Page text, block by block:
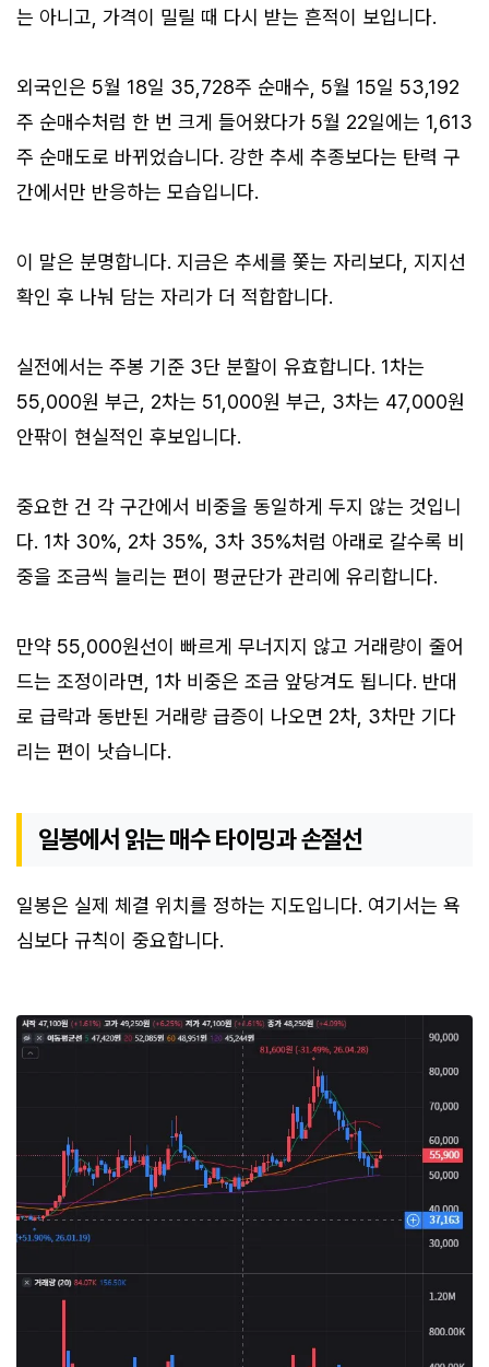
는 아니고, 가격이 밀릴 때 다시 받는 흔적이 보입니다.
외국인은 5월 18일 35,728주 순매수, 5월 15일 53,192
주 순매수처럼 한 번 크게 들어왔다가 5월 22일에는 1,613
주 순매도로 바뀌었습니다. 강한 추세 추종보다는 탄력 구
간에서만 반응하는 모습입니다.
이 말은 분명합니다. 지금은 추세를 쫓는 자리보다, 지지선
확인 후 나눠 담는 자리가 더 적합합니다.
실전에서는 주봉 기준 3단 분할이 유효합니다. 1차는
55,000원 부근, 2차는 51,000원 부근, 3차는 47,000원
안팎이 현실적인 후보입니다.
중요한 건 각 구간에서 비중을 동일하게 두지 않는 것입니
다. 1차 30%, 2차 35%, 3차 35%처럼 아래로 갈수록 비
중을 조금씩 늘리는 편이 평균단가 관리에 유리합니다.
만약 55,000원선이 빠르게 무너지지 않고 거래량이 줄어
드는 조정이라면, 1차 비중은 조금 앞당겨도 됩니다. 반대
로 급락과 동반된 거래량 급증이 나오면 2차, 3차만 기다
리는 편이 낫습니다.
일봉에서 읽는 매수 타이밍과 손절선
일봉은 실제 체결 위치를 정하는 지도입니다. 여기서는 욕
심보다 규칙이 중요합니다.